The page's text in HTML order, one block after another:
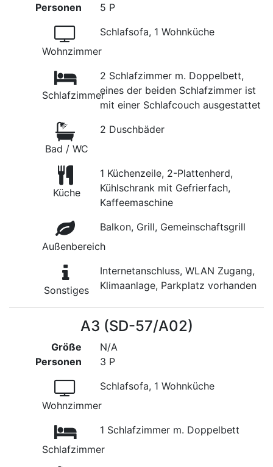
Personen
5 P
Wohnzimmer
Schlafsofa, 1 Wohnküche
Schlafzimmer
2 Schlafzimmer m. Doppelbett,
eines der beiden Schlafzimmer ist
mit einer Schlafcouch ausgestattet
Bad / WC
2 Duschbäder
Küche
1 Küchenzeile, 2-Plattenherd,
Kühlschrank mit Gefrierfach,
Kaffeemaschine
Außenbereich
Balkon, Grill, Gemeinschaftsgrill
Sonstiges
Internetanschluss, WLAN Zugang,
Klimaanlage, Parkplatz vorhanden
A3 (SD-57/A02)
Größe
Personen
N/A
3 P
Wohnzimmer
Schlafsofa, 1 Wohnküche
Schlafzimmer
1 Schlafzimmer m. Doppelbett